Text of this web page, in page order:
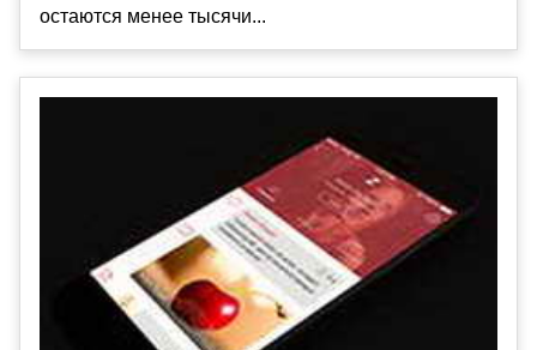
остаются менее тысячи...